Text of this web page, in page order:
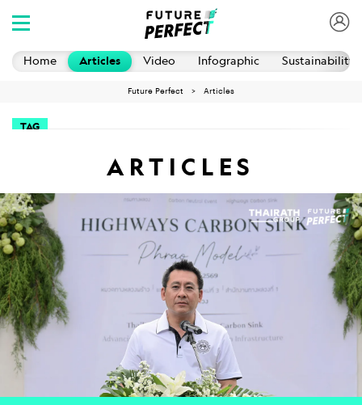
Home Articles Video Infographic Sustainability
Future Perfect Articles
TAG
ARTICLES